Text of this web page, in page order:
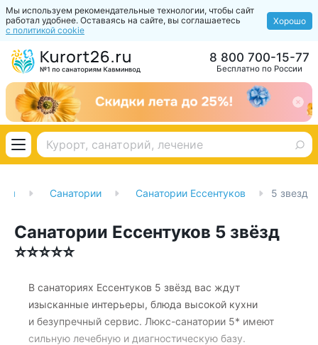
Мы используем рекомендательные технологии, чтобы сайт
работал удобнее. Оставаясь на сайте, вы соглашаетесь
с политикой cookie
Хорошо
Бесплатно по России
8 800 700-15-77
Санатории Санатории Ессентуков 5 звезд
Санатории Ессентуков 5 звёзд
⭐⭐⭐⭐⭐
В санаториях Ессентуков 5 звёзд вас ждут
изысканные интерьеры, блюда высокой кухни
и безупречный сервис. Люкс-санатории 5* имеют
сильную лечебную и диагностическую базу.